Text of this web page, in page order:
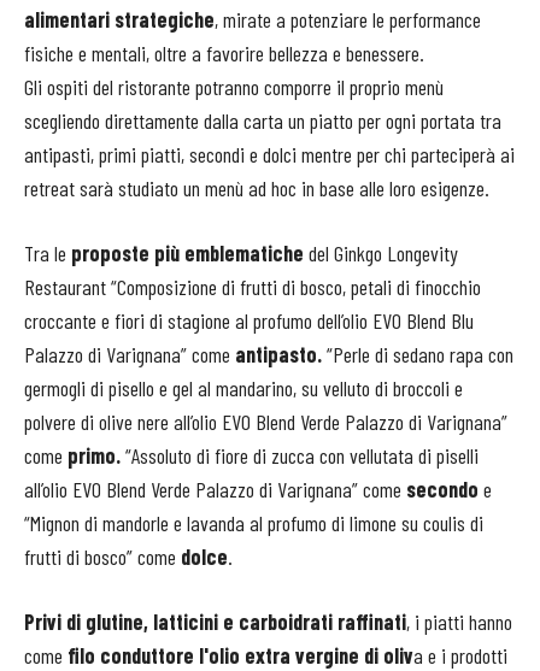
alimentari strategiche, mirate a potenziare le performance
fisiche e mentali, oltre a favorire bellezza e benessere.
Gli ospiti del ristorante potranno comporre il proprio menù
scegliendo direttamente dalla carta un piatto per ogni portata tra
antipasti, primi piatti, secondi e dolci mentre per chi parteciperà ai
retreat sarà studiato un menù ad hoc in base alle loro esigenze.
Tra le proposte più emblematiche del Ginkgo Longevity
Restaurant “Composizione di frutti di bosco, petali di finocchio
croccante e fiori di stagione al profumo dell’olio EVO Blend Blu
Palazzo di Varignana” come antipasto.“Perle di sedano rapa con
germogli di pisello e gel al mandarino, su velluto di broccoli e
polvere di olive nere all’olio EVO Blend Verde Palazzo di Varignana”
come primo.“Assoluto di fiore di zucca con vellutata di piselli
all’olio EVO Blend Verde Palazzo di Varignana” come secondo e
“Mignon di mandorle e lavanda al profumo di limone su coulis di
frutti di bosco” come dolce.
Privi di glutine, latticini e carboidrati raffinati, i piatti hanno
come filo conduttore l'olio extra vergine di oliva e i prodotti